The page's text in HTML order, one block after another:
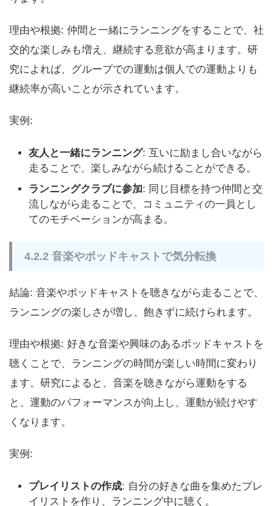
理由や根拠: 仲間と一緒にランニングをすることで、社
交的な楽しみも増え、継続する意欲が高まります。研
究によれば、グループでの運動は個人での運動よりも
継続率が高いことが示されています。
実例:
友人と一緒にランニング: 互いに励まし合いながら
走ることで、楽しみながら続けることができる。
ランニングクラブに参加: 同じ目標を持つ仲間と交
流しながら走ることで、コミュニティの一員とし
てのモチベーションが高まる。
4.2.2 音楽やポッドキャストで気分転換
結論: 音楽やポッドキャストを聴きながら走ることで、
ランニングの楽しさが増し、飽きずに続けられます。
理由や根拠: 好きな音楽や興味のあるポッドキャストを
聴くことで、ランニングの時間が楽しい時間に変わり
ます。研究によると、音楽を聴きながら運動をする
と、運動のパフォーマンスが向上し、運動が続けやす
くなります。
実例:
プレイリストの作成: 自分の好きな曲を集めたプレ
イリストを作り、ランニング中に聴く。